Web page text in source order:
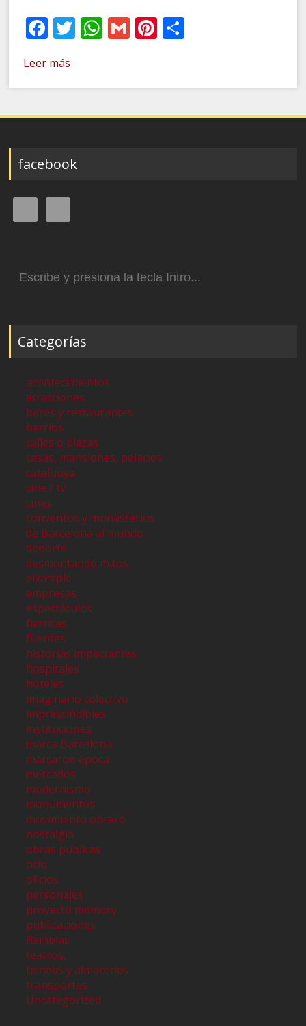
Facebook
Twitter
WhatsApp
GmailPinterest
Leer más
facebook
Categorías
acontecimientos
atracciones
bares y restaurantes
barrios
calles o plazas
casas, mansiones, palacios
catalunya
cine / tv
cines
conventos y monasterios
de Barcelona al mundo
deporte
desmontando mitos
eixample
empresas
espectáculos
fabricas
fuentes
historias impactantes
hospitales
hoteles
imaginario colectivo
imprescindibles
instituciones
marca Barcelona
marcaron época
mercados
modernismo
monumentos
movimiento obrero
nostalgia
obras publicas
ocio
oficios
personajes
proyecto memory
publicaciones
Ramblas
teatros,
tiendas y almacenes
transportes
Uncategorized